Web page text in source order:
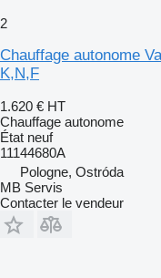
2
Chauffage autonome
K,N,F
1.620 € HT
Chauffage autonome
État neuf
11144680A
Pologne, Ostróda
MB Servis
Contacter le vendeur